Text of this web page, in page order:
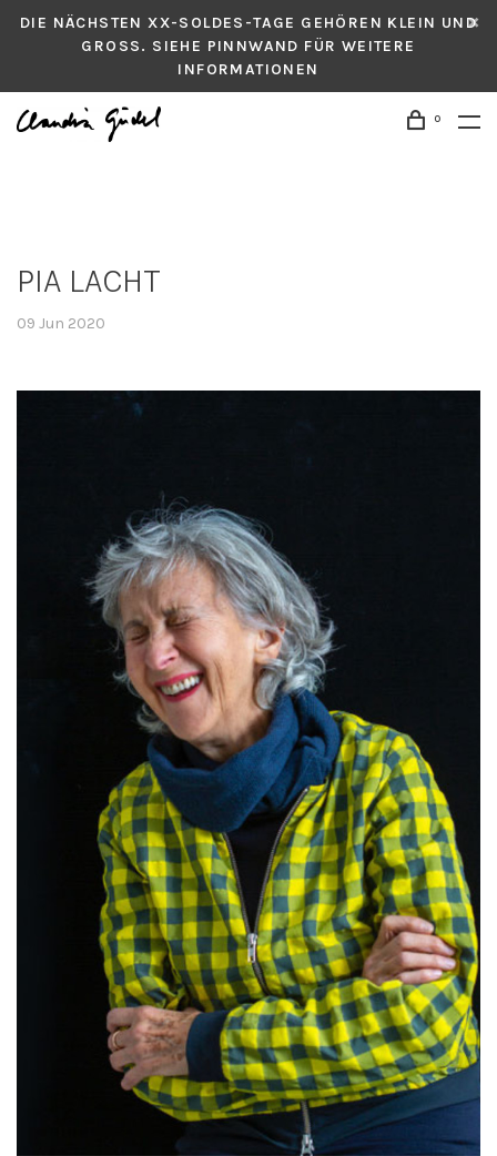
DIE NÄCHSTEN XX-SOLDES-TAGE GEHÖREN KLEIN UND
GROSS. SIEHE PINNWAND FÜR WEITERE
INFORMATIONEN
0
PIA LACHT
09 Jun 2020